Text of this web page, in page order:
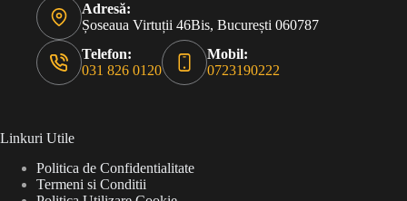
Adresă:
Șoseaua Virtuții 46Bis, București 060787
Telefon:
031 826 0120
Mobil:
0723190222
Linkuri Utile
Politica de Confidentialitate
Termeni si Conditii